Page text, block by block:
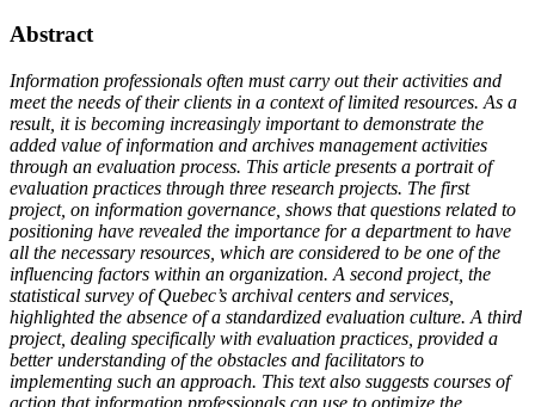
Abstract
Information professionals often must carry out their activities and
meet the needs of their clients in a context of limited resources. As a
result, it is becoming increasingly important to demonstrate the
added value of information and archives management activities
through an evaluation process. This article presents a portrait of
evaluation practices through three research projects. The first
project, on information governance, shows that questions related to
positioning have revealed the importance for a department to have
all the necessary resources, which are considered to be one of the
influencing factors within an organization. A second project, the
statistical survey of Quebec’s archival centers and services,
highlighted the absence of a standardized evaluation culture. A third
project, dealing specifically with evaluation practices, provided a
better understanding of the obstacles and facilitators to
implementing such an approach. This text also suggests courses of
action that information professionals can use to optimize the